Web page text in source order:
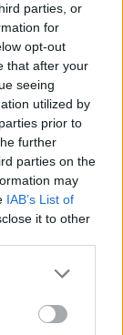
parties, or
for
opt-out
that after your
seeing
utilized by
prior to
further
parties on the
may
IAB’s List of
it to other
more Google
may click to
tags to
της
από το
στο
είχε
γάμο